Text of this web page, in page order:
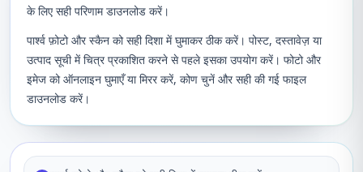
के लिए सही परिणाम डाउनलोड करें।
पार्श्व फ़ोटो और स्कैन को सही दिशा में घुमाकर ठीक करें। पोस्ट, दस्तावेज़ या
उत्पाद सूची में चित्र प्रकाशित करने से पहले इसका उपयोग करें। फोटो और
इमेज को ऑनलाइन घुमाएँ या मिरर करें, कोण चुनें और सही की गई फाइल
डाउनलोड करें।